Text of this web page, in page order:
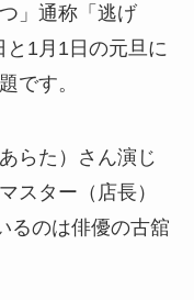
」通称「逃げ
1月1日の元旦に
です。
らた）さん演じ
スター（店長）
るのは俳優の古舘